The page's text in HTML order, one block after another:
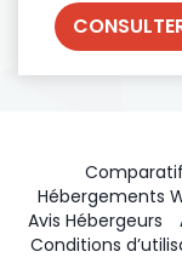
Hébergements
Avis Hébergeurs
Conditions